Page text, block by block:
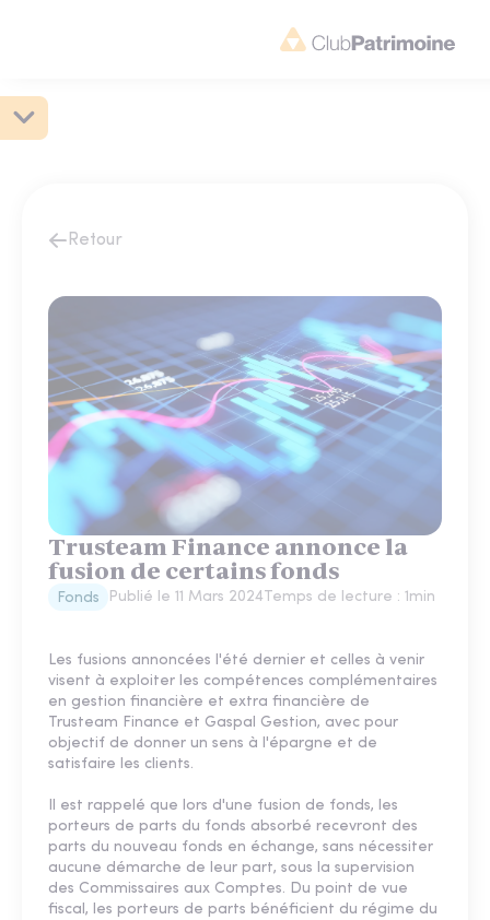
Retour
Trusteam Finance annonce la
fusion de certains fonds
Fonds Publié le 11 Mars 2024 Temps de lecture : 1min
Les fusions annoncées l'été dernier et celles à venir
visent à exploiter les compétences complémentaires
en gestion financière et extra financière de
Trusteam Finance et Gaspal Gestion, avec pour
objectif de donner un sens à l'épargne et de
satisfaire les clients.
Il est rappelé que lors d'une fusion de fonds, les
porteurs de parts du fonds absorbé recevront des
parts du nouveau fonds en échange, sans nécessiter
aucune démarche de leur part, sous la supervision
des Commissaires aux Comptes. Du point de vue
fiscal, les porteurs de parts bénéficient du régime du